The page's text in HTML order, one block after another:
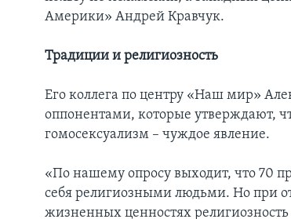
Америки» Андрей Кравчук.
Традиции и религиозность
Его коллега по центру «Наш мир»
оппонентами, которые утверждают,
гомосексуализм – чуждое явление.
«По нашему опросу выходит, что 70
себя религиозными людьми. Но при
жизненных ценностях